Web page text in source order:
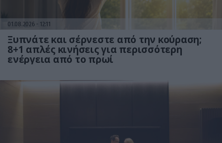
01.08.2026 12:11
Ξυπνάτε και σέρνεστε από την κούραση;
8+1 απλές κινήσεις για περισσότερη
ενέργεια από το πρωί